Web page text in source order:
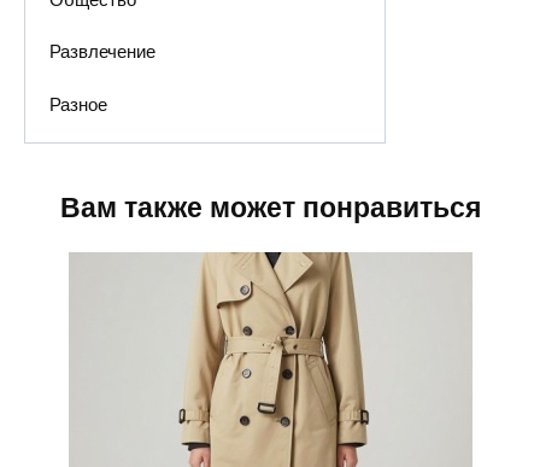
Развлечение
Разное
Вам также может понравиться